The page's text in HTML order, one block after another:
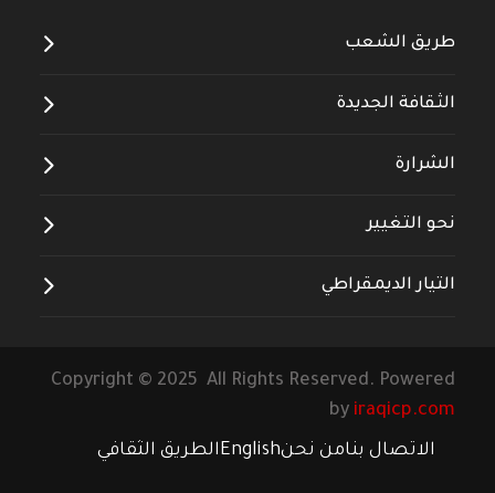
طريق الشعب
الثقافة الجديدة
الشرارة
نحو التغيير
التيار الديمقراطي
Copyright © 2025 All Rights Reserved. Powered
by iraqicp.com
الاتصال بنامن نحنEnglishالطريق الثقافي